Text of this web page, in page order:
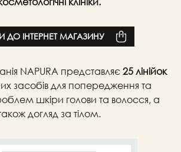
ДО ІНТЕРНЕТ МАГАЗИНУ
NAPURA представляє25 лінійок
засобів для попередження та
шкіри голови та волосся, а
догляд за тілом.